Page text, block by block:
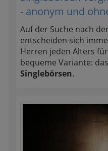
- anonym und
Auf der Suche nach
entscheiden sich
Herren jeden Alters
bequeme Variante: das
Singlebörsen.